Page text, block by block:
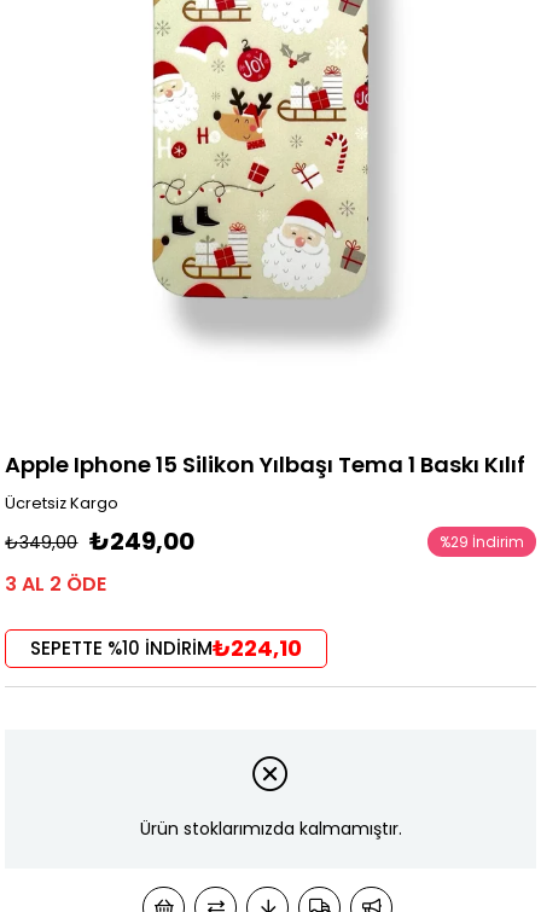
Apple Iphone 15 Silikon Yılbaşı Tema 1 Baskı Kılıf
Ücretsiz Kargo
₺349,00 ₺249,00 %29 İndirim
3 AL 2 ÖDE
SEPETTE %10 İNDİRİM₺224,10
Ürün stoklarımızda kalmamıştır.